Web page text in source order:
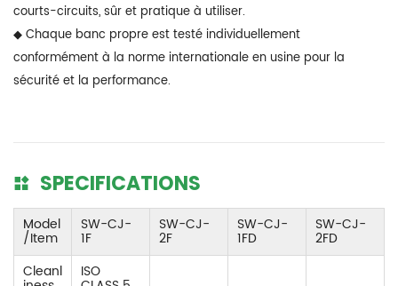
courts-circuits, sûr et pratique à utiliser.
◆ Chaque banc propre est testé individuellement
conformément à la norme internationale en usine pour la
sécurité et la performance.
SPECIFICATIONS
Model
/Item
SW-CJ-
1F
SW-CJ-
2F
SW-CJ-
1FD
SW-CJ-
2FD
Cleanl
ISO